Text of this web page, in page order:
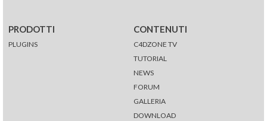
PRODOTTI
PLUGINS
CONTENUTI
C4DZONE TV
TUTORIAL
NEWS
FORUM
GALLERIA
DOWNLOAD